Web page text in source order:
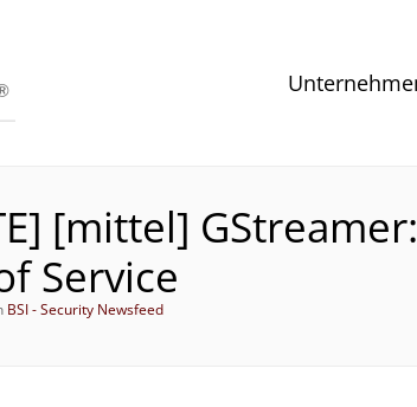
[mittel]
Service
BSI - Security Newsfeed